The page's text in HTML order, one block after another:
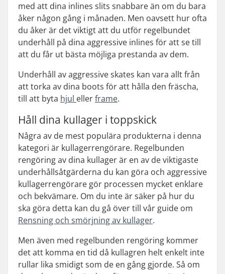
med att dina inlines slits snabbare än om du bara
åker någon gång i månaden. Men oavsett hur ofta
du åker är det viktigt att du utför regelbundet
underhåll på dina aggressive inlines för att se till
att du får ut bästa möjliga prestanda av dem.
Underhåll av aggressive skates kan vara allt från
att torka av dina boots för att hålla den fräscha,
till att byta hjul ellerframe.
Håll dina kullager i toppskick
Några av de mest populära produkterna i denna
kategori är kullagerrengörare. Regelbunden
rengöring av dina kullager är en av de viktigaste
underhållsåtgärderna du kan göra och aggressive
kullagerrengörare gör processen mycket enklare
och bekvämare. Om du inte är säker på hur du
ska göra detta kan du gå över till vår guide om
Rensning och smörjning av kullager.
Men även med regelbunden rengöring kommer
det att komma en tid då kullagren helt enkelt inte
rullar lika smidigt som de en gång gjorde. Så om